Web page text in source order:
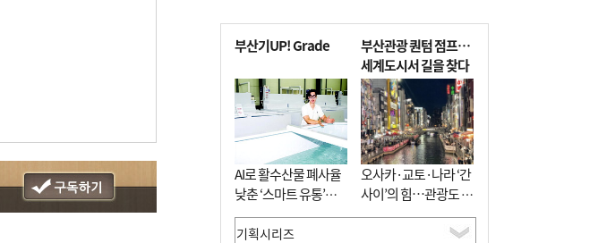
부산기UP! Grade
AI로 활수산물 폐사율
낮춘 ‘스마트 유통’…
사막·산악지대 수출
도전
부산관광 퀀텀 점프…
세계도시서 길을 찾다
오사카·교토·나라 ‘간
사이’의 힘…관광도 뭉
쳐야 흥한다